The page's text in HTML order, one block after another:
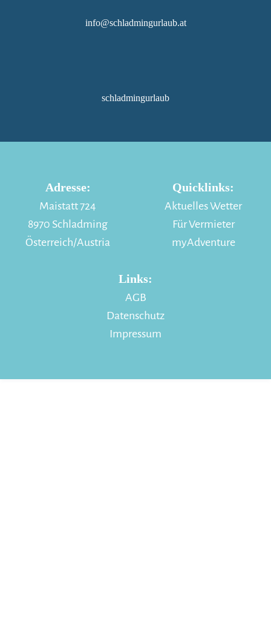
info@schladmingurlaub.at
schladmingurlaub
Adresse:
Maistatt 724
8970 Schladming
Österreich/Austria
Quicklinks:
Aktuelles Wetter
Für Vermieter
myAdventure
Links:
AGB
Datenschutz
Impressum